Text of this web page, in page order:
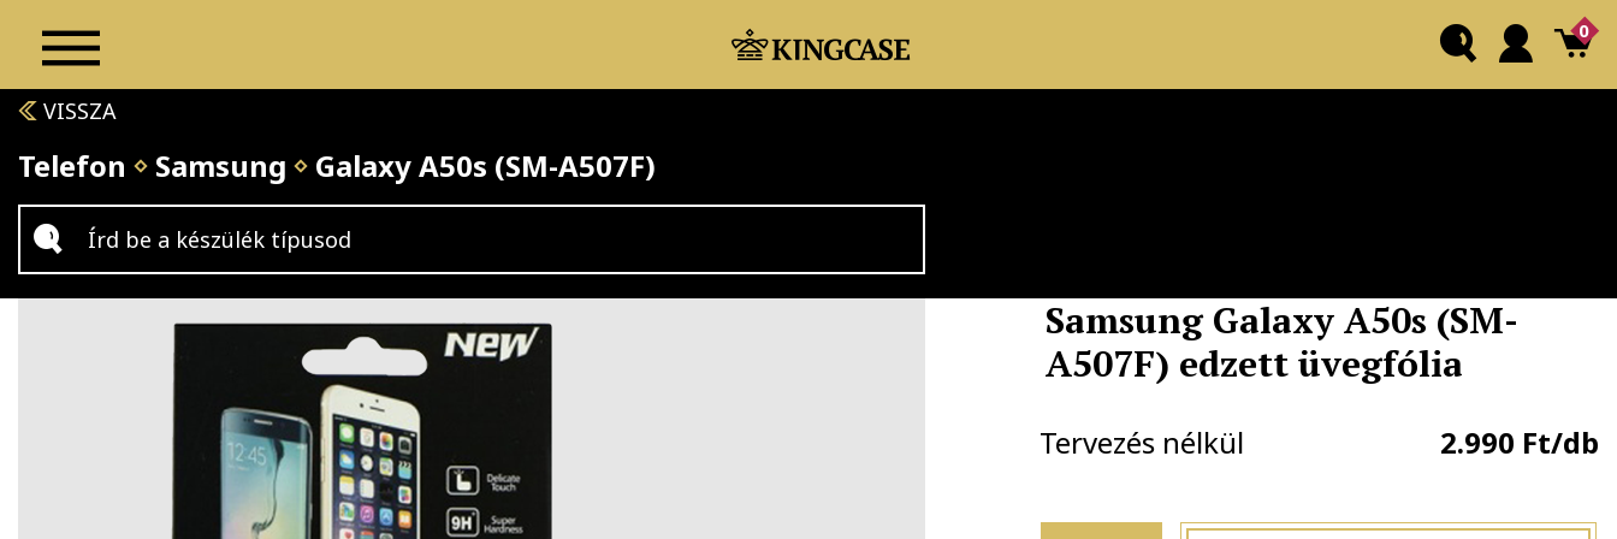
0
VISSZA
Telefon Samsung Galaxy A50s (SM-A507F)
Samsung Galaxy A50s (SM-
A507F) edzett üvegfólia
Tervezés nélkül 2.990 Ft/db